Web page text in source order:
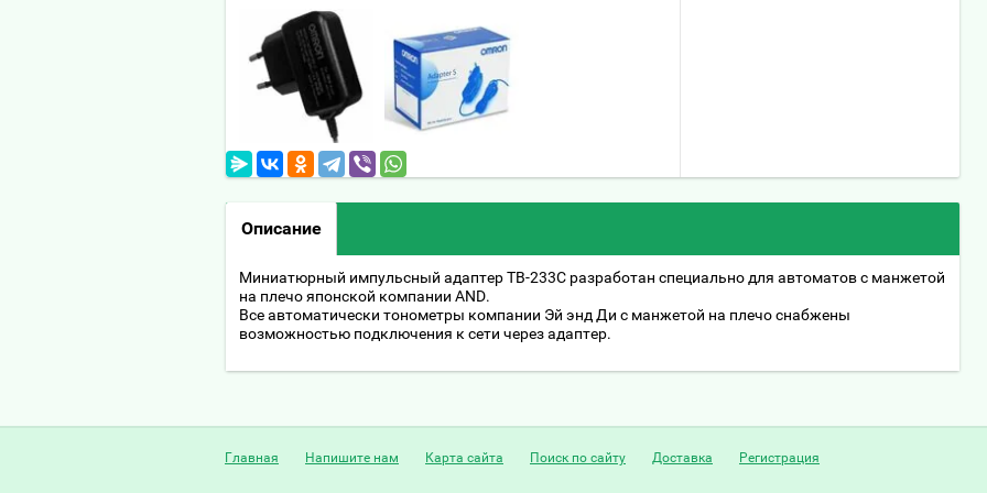
Описание
Миниатюрный импульсный адаптер ТВ-233С разработан специально для автоматов с манжетой
на плечо японской компании AND.
Все автоматически тонометры компании Эй энд Ди с манжетой на плечо снабжены
возможностью подключения к сети через адаптер.
Главная Напишите нам Карта сайта Поиск по сайту Доставка Регистрация